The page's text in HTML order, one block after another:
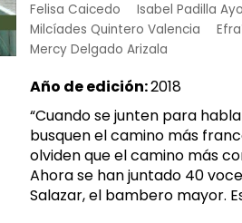
Felisa Caicedo
Isabel Padilla
Milcíades Quintero Valencia
Mercy Delgado Arizala
Año de edición:2018
“Cuando se junten para
busquen el camino más
olviden que el camino más
Ahora se han juntado 40
Salazar, el bambero mayor.